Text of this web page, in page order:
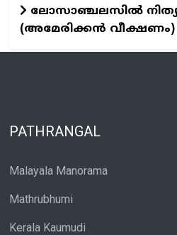
ലോസാഞ്ചലസിൽ നിത്യ
(അമേരിക്കൻ വീക്ഷണം)
PATHRANGAL
Malayala Manorama
Mathrubhumi
Kerala Kaumudi